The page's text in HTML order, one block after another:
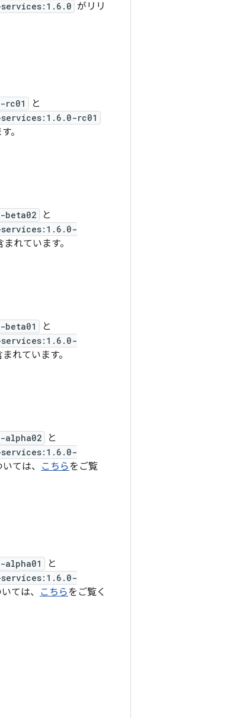
がリリ
rc01 と
rc01
。
beta02 と
services:1.6.0-
まれています。
と
services:1.6.0-
れています。
alpha02 と
services:1.6.0-
ては、 こちらをご覧
と
services:1.6.0-
ては、 こちらをご覧く